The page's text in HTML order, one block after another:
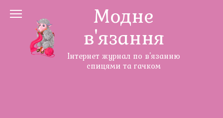
Модне
в'язання
Інтернет журнал по в'язанню
спицями та гачком